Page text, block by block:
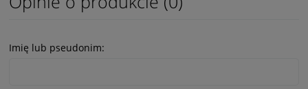
Imię lub pseudonim: